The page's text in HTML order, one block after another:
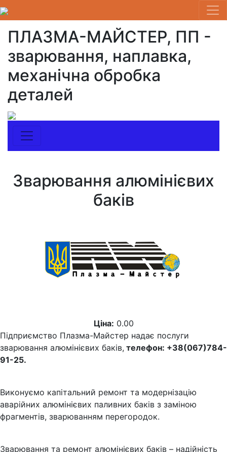
ПЛАЗМА-МАЙСТЕР, ПП -
зварювання, наплавка,
механічна обробка
деталей
Зварювання алюмінієвих
баків
Ціна: 0.00
Підприємство Плазма-Майстер надає послуги
зварювання алюмінієвих баків, телефон: +38(067)784-
91-25.
Виконуємо капітальний ремонт та модернізацію
аварійних алюмінієвих паливних баків з заміною
фрагментів, зварюванням перегородок.
Зварювання та ремонт алюмінієвих баків – надійність